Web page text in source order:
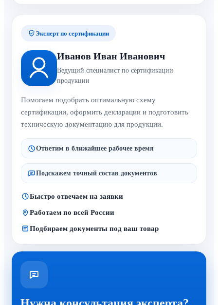
Эксперт по сертификации
Иванов Иван Иванович
Ведущий специалист по сертификации
продукции
Помогаем подобрать оптимальную схему
сертификации, оформить декларации и подготовить
техническую документацию для продукции.
Ответим в ближайшее рабочее время
Подскажем точный состав документов
Быстро отвечаем на заявки
Работаем по всей России
Подбираем документы под ваш товар